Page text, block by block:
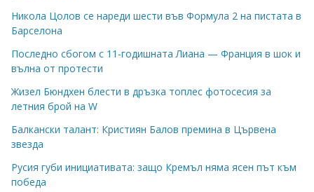
Никола Цолов се нареди шести във Формула 2 на пистата в
Барселона
Последно сбогом с 11-годишната Лиана — Франция в шок и
вълна от протести
Жизел Бюндхен блести в дръзка топлес фотосесия за
летния брой на W
Балкански талант: Кристиян Балов премина в Цървена
звезда
Русия губи инициативата: защо Кремъл няма ясен път към
победа